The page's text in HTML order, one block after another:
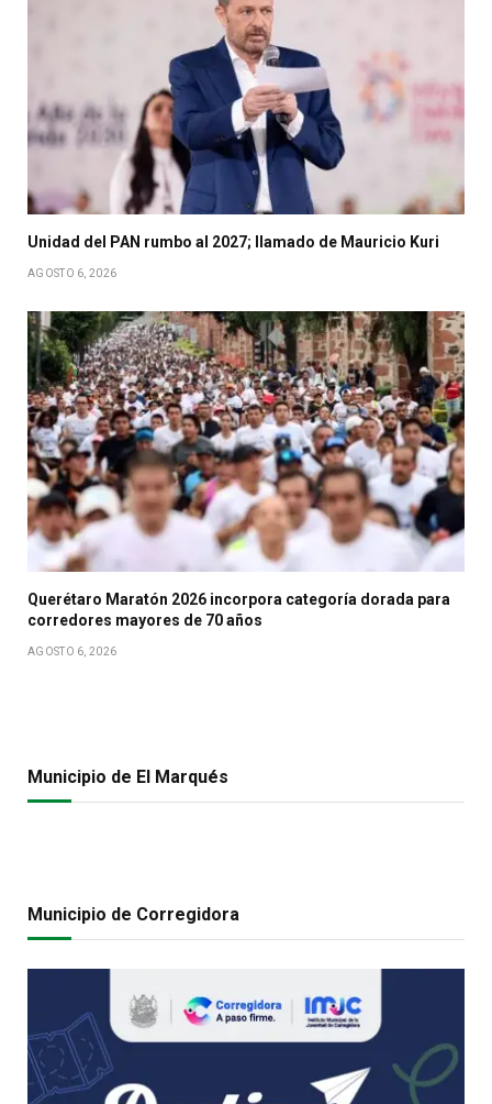
Unidad del PAN rumbo al 2027; llamado de Mauricio Kuri
AGOSTO 6, 2026
Querétaro Maratón 2026 incorpora categoría dorada para
corredores mayores de 70 años
AGOSTO 6, 2026
Municipio de El Marqués
Municipio de Corregidora